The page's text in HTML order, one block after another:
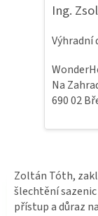
Ing.
Výhradní
Na
690 02
Zoltán Tóth,
šlechtění sazenic
přístup a důraz